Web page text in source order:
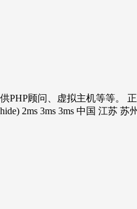
顾问、虚拟主机等等。
3ms 3ms 中国 江苏 苏